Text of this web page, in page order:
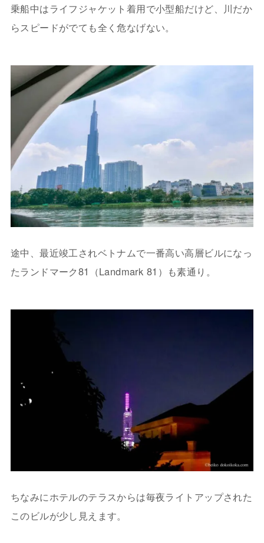
乗船中はライフジャケット着用で小型船だけど、川だか
らスピードがでても全く危なげない。
途中、最近竣工されベトナムで一番高い高層ビルになっ
たランドマーク81（Landmark 81）も素通り。
ちなみにホテルのテラスからは毎夜ライトアップされた
このビルが少し見えます。